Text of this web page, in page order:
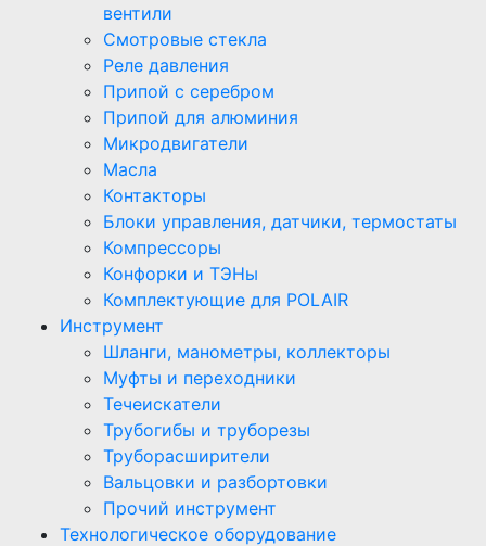
вентили
Смотровые стекла
Реле давления
Припой с серебром
Припой для алюминия
Микродвигатели
Масла
Контакторы
Блоки управления, датчики, термостаты
Компрессоры
Конфорки и ТЭНы
Комплектующие для POLAIR
Инструмент
Шланги, манометры, коллекторы
Муфты и переходники
Течеискатели
Трубогибы и труборезы
Труборасширители
Вальцовки и разбортовки
Прочий инструмент
Технологическое оборудование